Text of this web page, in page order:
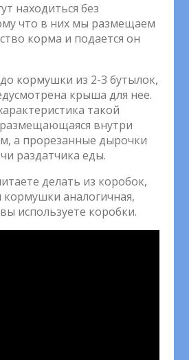
находиться без
что в них мы размещаем
корма и подается он
кормушки из 2-3 бутылок,
крыша для нее.
такой
внутри
а прорезанные дырочки
раздатчика еды.
делать из коробок,
кормушки аналогичная,
используете коробки.